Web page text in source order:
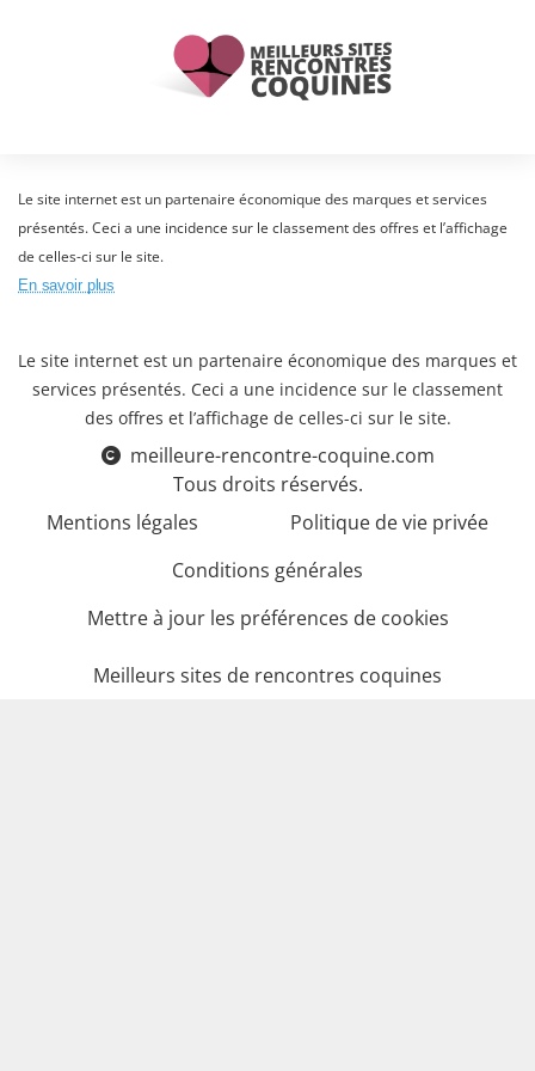
Le site internet est un partenaire économique des marques et services
présentés. Ceci a une incidence sur le classement des offres et l’affichage
de celles-ci sur le site.
En savoir plus
Le site internet est un partenaire économique des marques et
services présentés. Ceci a une incidence sur le classement
des offres et l’affichage de celles-ci sur le site.
meilleure-rencontre-coquine.com
Tous droits réservés.
Mentions légales
Politique de vie privée
Conditions générales
Mettre à jour les préférences de cookies
Meilleurs sites de rencontres coquines